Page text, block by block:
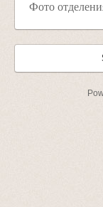
Фото